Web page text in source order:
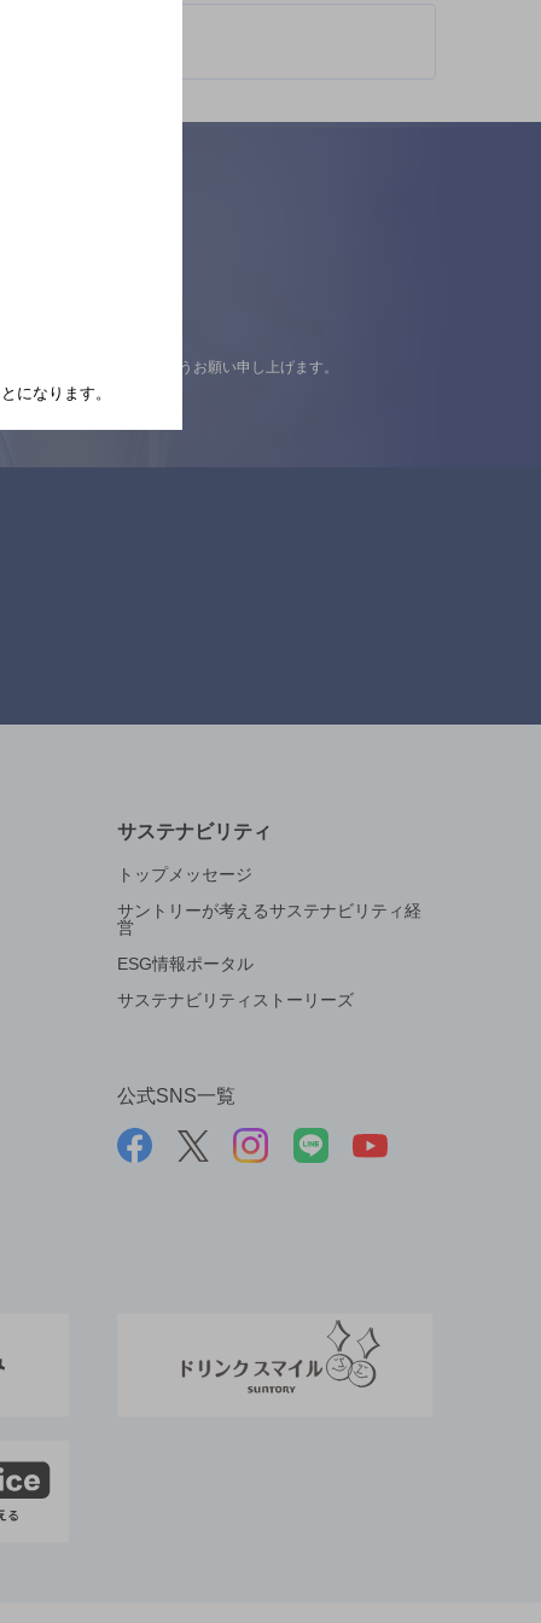
の上ご来店くださいますようお願い申し上げます。
サステナビリティ
トップメッセージ
サントリーが考えるサステナビリティ経
営
ESG情報ポータル
サステナビリティストーリーズ
公式SNS一覧
になります。